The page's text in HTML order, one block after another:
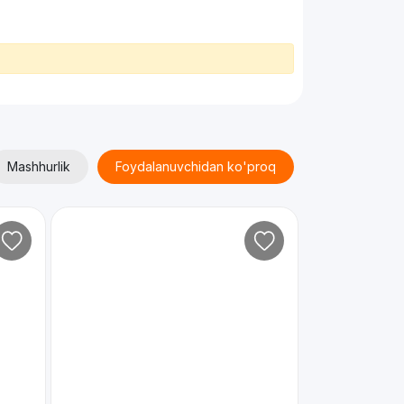
Mashhurlik Foydalanuvchidan ko'proq